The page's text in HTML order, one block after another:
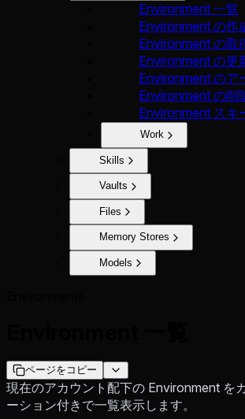
Environment 一覧
Environment の作
Environment の取
Environment の更
Environment のア
Environment の削
Environment スキ
Work
Skills
Vaults
Files
Memory Stores
Models
ページをコピー
現在のアカウント配下の Environment を
ーション付きで一覧表示します。